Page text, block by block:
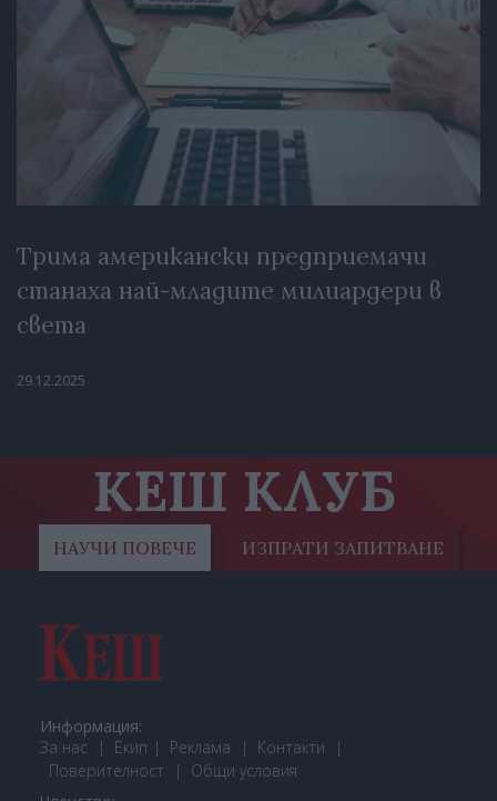
Трима американски предприемачи
станаха най-младите милиардери в
света
29.12.2025
КЕШ КЛУБ
НАУЧИ ПОВЕЧЕ ИЗПРАТИ ЗАПИТВАНЕ
Информация:
За нас
Екип Реклама
Контакти
Поверителност
Общи условия